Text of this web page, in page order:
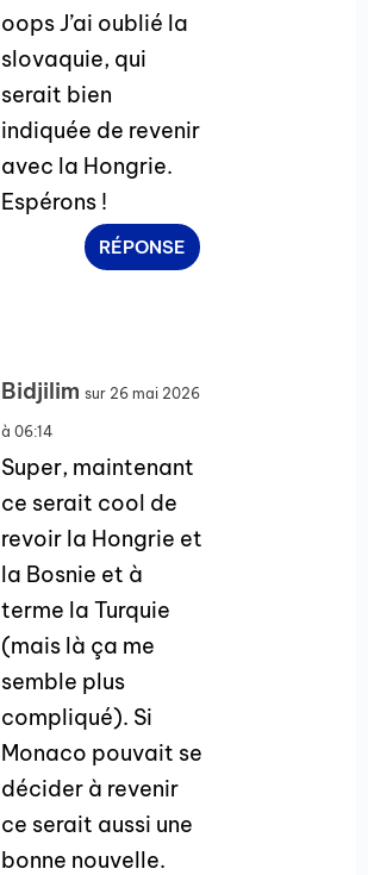
oops J’ai oublié la
slovaquie, qui
serait bien
indiquée de revenir
avec la Hongrie.
Espérons !
RÉPONSE
Bidjilim sur 26 mai 2026
à 06:14
Super, maintenant
ce serait cool de
revoir la Hongrie et
la Bosnie et à
terme la Turquie
(mais là ça me
semble plus
compliqué). Si
Monaco pouvait se
décider à revenir
ce serait aussi une
bonne nouvelle.